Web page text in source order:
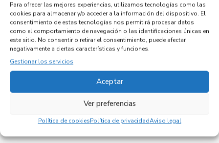
Para ofrecer las mejores experiencias, utilizamos tecnologías como las
cookies para almacenar y/o acceder a la información del dispositivo. El
consentimiento de estas tecnologías nos permitirá procesar datos
como el comportamiento de navegación o las identificaciones únicas en
este sitio. No consentir o retirar el consentimiento, puede afectar
negativamente a ciertas características y funciones.
Gestionar los servicios
Aceptar
Ver preferencias
Política de cookiesPolítica de privacidadAviso legal
TUBOS AIRE ACONDICIONADO 7788268-04
Recambios BMWSERIE X5 (E53)M57N306D4
Referencia ID: 146071
Referencia OEM: 7788268-04
42,95€ (IVA no incluído)